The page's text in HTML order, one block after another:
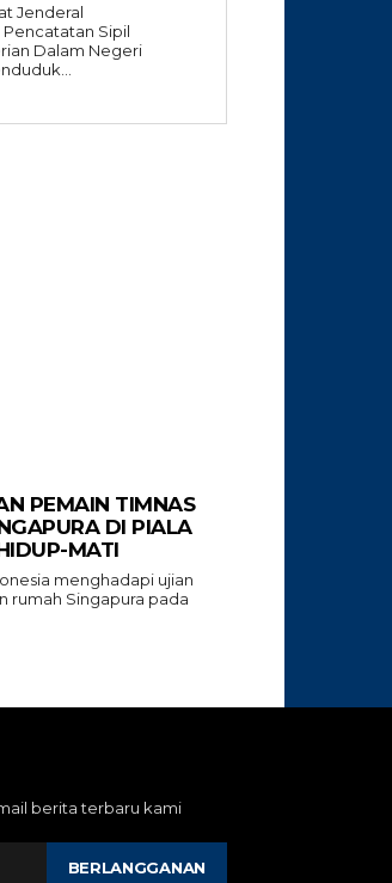
Jenderal
Sipil
Dalam Negeri
PEMAIN TIMNAS
DI PIALA
MATI
menghadapi ujian
rumah Singapura pada
berita terbaru kami
BERLANGGANAN